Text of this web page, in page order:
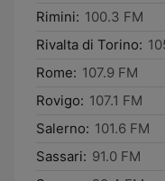
Rimini: 100.3 FM
Rivalta di Torino:
Rome: 107.9 FM
Rovigo: 107.1 FM
Salerno: 101.6 FM
Sassari: 91.0 FM